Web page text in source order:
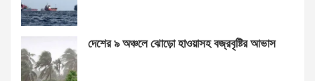
দেশের ৯ অঞ্চলে ঝোড়ো হাওয়াসহ বজ্রবৃষ্টির আভাস